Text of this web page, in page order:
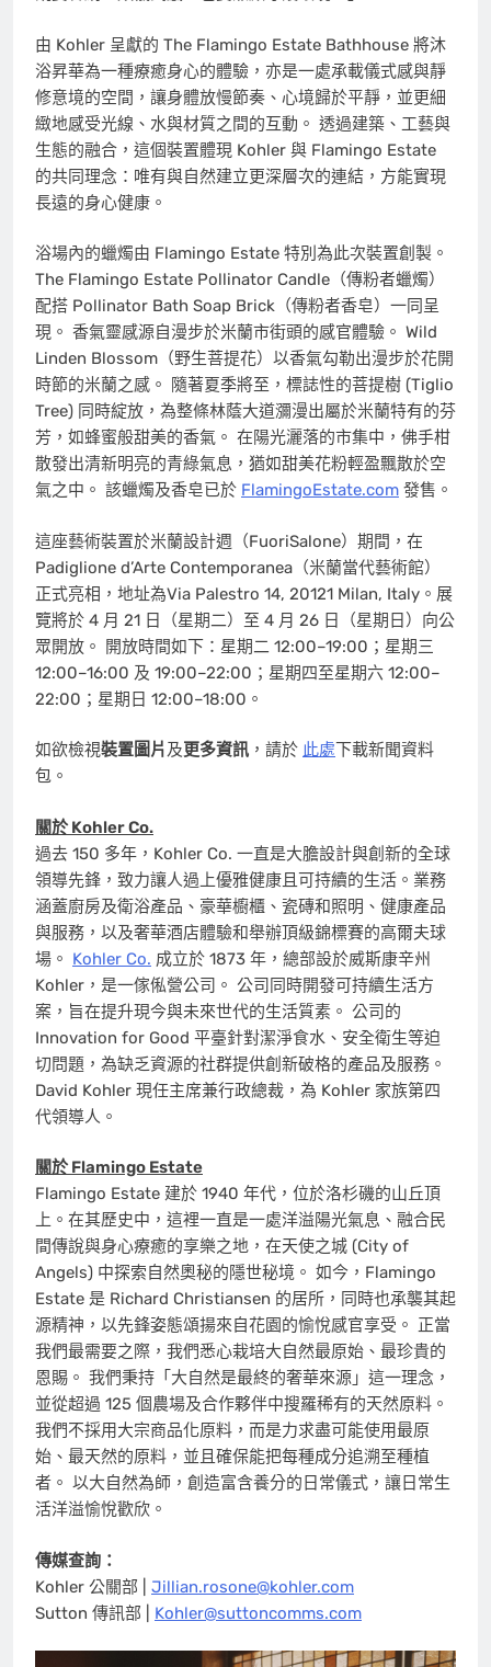
由 Kohler 呈獻的 The Flamingo Estate Bathhouse 將沐
浴昇華為一種療癒身心的體驗，亦是一處承載儀式感與靜
修意境的空間，讓身體放慢節奏、心境歸於平靜，並更細
緻地感受光線、水與材質之間的互動。 透過建築、工藝與
生態的融合，這個裝置體現 Kohler 與 Flamingo Estate
的共同理念：唯有與自然建立更深層次的連結，方能實現
長遠的身心健康。
浴場內的蠟燭由 Flamingo Estate 特別為此次裝置創製。
The Flamingo Estate Pollinator Candle（傳粉者蠟燭）
配搭 Pollinator Bath Soap Brick（傳粉者香皂）一同呈
現。 香氣靈感源自漫步於米蘭市街頭的感官體驗。 Wild
Linden Blossom（野生菩提花）以香氣勾勒出漫步於花開
時節的米蘭之感。 隨著夏季將至，標誌性的菩提樹 (Tiglio
Tree) 同時綻放，為整條林蔭大道瀰漫出屬於米蘭特有的芬
芳，如蜂蜜般甜美的香氣。 在陽光灑落的市集中，佛手柑
散發出清新明亮的青綠氣息，猶如甜美花粉輕盈飄散於空
氣之中。 該蠟燭及香皂已於 FlamingoEstate.com 發售。
這座藝術裝置於米蘭設計週（FuoriSalone）期間，在
Padiglione d’Arte Contemporanea（米蘭當代藝術館）
正式亮相，地址為Via Palestro 14, 20121 Milan, Italy。展
覽將於 4 月 21 日（星期二）至 4 月 26 日（星期日）向公
眾開放。 開放時間如下：星期二 12:00–19:00；星期三
12:00–16:00 及 19:00–22:00；星期四至星期六 12:00–
22:00；星期日 12:00–18:00。
如欲檢視裝置圖片及更多資訊 ，請於 此處下載新聞資料
包。
關於 Kohler Co.
過去 150 多年，Kohler Co. 一直是大膽設計與創新的全球
領導先鋒，致力讓人過上優雅健康且可持續的生活。業務
涵蓋廚房及衛浴產品、豪華櫥櫃、瓷磚和照明、健康產品
與服務，以及奢華酒店體驗和舉辦頂級錦標賽的高爾夫球
場。 Kohler Co. 成立於 1873 年，總部設於威斯康辛州
Kohler，是一傢俬營公司。 公司同時開發可持續生活方
案，旨在提升現今與未來世代的生活質素。 公司的
Innovation for Good 平臺針對潔淨食水、安全衛生等迫
切問題，為缺乏資源的社群提供創新破格的產品及服務。
David Kohler 現任主席兼行政總裁，為 Kohler 家族第四
代領導人。
關於 Flamingo Estate
Flamingo Estate 建於 1940 年代，位於洛杉磯的山丘頂
上。在其歷史中，這裡一直是一處洋溢陽光氣息、融合民
間傳說與身心療癒的享樂之地，在天使之城 (City of
Angels) 中探索自然奧秘的隱世秘境。 如今，Flamingo
Estate 是 Richard Christiansen 的居所，同時也承襲其起
源精神，以先鋒姿態頌揚來自花園的愉悅感官享受。 正當
我們最需要之際，我們悉心栽培大自然最原始、最珍貴的
恩賜。 我們秉持「大自然是最終的奢華來源」這一理念，
並從超過 125 個農場及合作夥伴中搜羅稀有的天然原料。
我們不採用大宗商品化原料，而是力求盡可能使用最原
始、最天然的原料，並且確保能把每種成分追溯至種植
者。 以大自然為師，創造富含養分的日常儀式，讓日常生
活洋溢愉悅歡欣。
傳媒查詢：
Kohler 公關部 | Jillian.rosone@kohler.com
Sutton 傳訊部 | Kohler@suttoncomms.com